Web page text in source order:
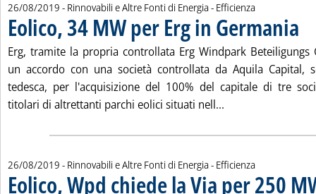
26/08/2019 - Rinnovabili e Altre Fonti di Energia - Efficienza
Eolico, 34 MW per Erg in Germania
Erg, tramite la propria controllata Erg Windpark Beteiligungs
un accordo con una società controllata da Aquila Capital,
tedesca, per l'acquisizione del 100% del capitale di tre
titolari di altrettanti parchi eolici situati nell...
26/08/2019 - Rinnovabili e Altre Fonti di Energia - Efficienza
Eolico, Wpd chiede la Via per 250